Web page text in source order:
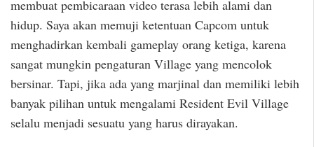
membuat pembicaraan video terasa lebih alami dan
hidup. Saya akan memuji ketentuan Capcom untuk
menghadirkan kembali gameplay orang ketiga, karena
sangat mungkin pengaturan Village yang mencolok
bersinar. Tapi, jika ada yang marjinal dan memiliki lebih
banyak pilihan untuk mengalami Resident Evil Village
selalu menjadi sesuatu yang harus dirayakan.